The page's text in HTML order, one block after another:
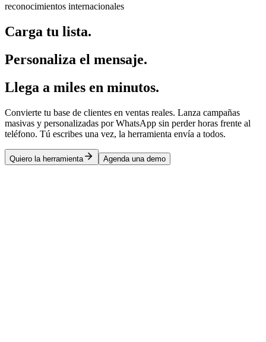
reconocimientos internacionales
Carga tu lista.
Personaliza el mensaje.
Llega a miles en minutos.
Convierte tu base de clientes en ventas reales. Lanza campañas
masivas y personalizadas por WhatsApp sin perder horas frente al
teléfono. Tú escribes una vez, la herramienta envía a todos.
Quiero la herramienta Agenda una demo